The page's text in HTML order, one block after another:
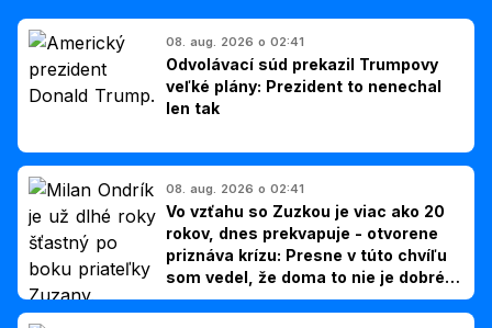
08. aug. 2026 o 02:41
Odvolávací súd prekazil Trumpovy
veľké plány: Prezident to nenechal
len tak
08. aug. 2026 o 02:41
Vo vzťahu so Zuzkou je viac ako 20
rokov, dnes prekvapuje - otvorene
priznáva krízu: Presne v túto chvíľu
som vedel, že doma to nie je dobré,
hovorí Milan Ondrík